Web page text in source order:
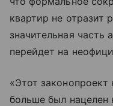
квартир не отразит
значительная часть
перейдет на
«Этот
больше был нацелен